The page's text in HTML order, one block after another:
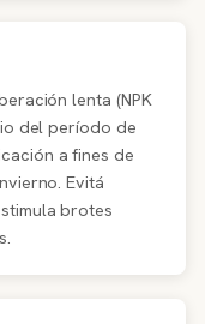
lenta (NPK
del período de
a fines de
Evitá
brotes